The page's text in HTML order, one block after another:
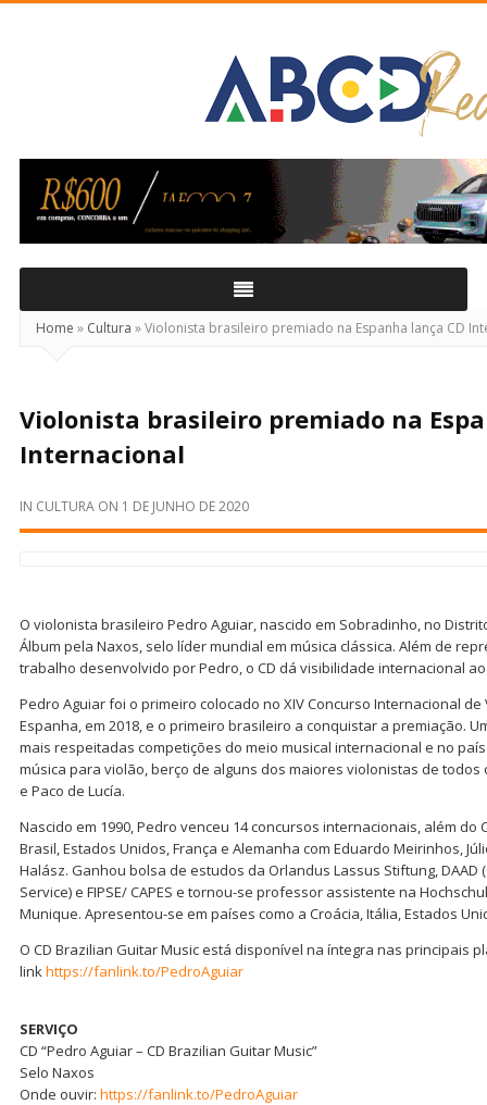
Real
Home » Cultura »Violonista brasileiro premiado na Espanha lança CD
Violonista brasileiro premiado na
Internacional
IN CULTURA ON 1 DE JUNHO DE 2020
O violonista brasileiro Pedro Aguiar, nascido em Sobradinho, no
Álbum pela Naxos, selo líder mundial em música clássica. Além de
trabalho desenvolvido por Pedro, o CD dá visibilidade internacional
Pedro Aguiar foi o primeiro colocado no XIV Concurso Internacional
Espanha, em 2018, e o primeiro brasileiro a conquistar a premiação.
mais respeitadas competições do meio musical internacional e no
música para violão, berço de alguns dos maiores violonistas de todos
e Paco de Lucía.
Nascido em 1990, Pedro venceu 14 concursos internacionais, além do
Brasil, Estados Unidos, França e Alemanha com Eduardo Meirinhos,
Halász. Ganhou bolsa de estudos da Orlandus Lassus Stiftung, DAAD
Service) e FIPSE/ CAPES e tornou-se professor assistente na
Munique. Apresentou-se em países como a Croácia, Itália, Estados
O CD Brazilian Guitar Music está disponível na íntegra nas principais
linkhttps://fanlink.to/PedroAguiar
SERVIÇO
CD “Pedro Aguiar – CD Brazilian Guitar Music”
Selo Naxos
Onde ouvir: https://fanlink.to/PedroAguiar